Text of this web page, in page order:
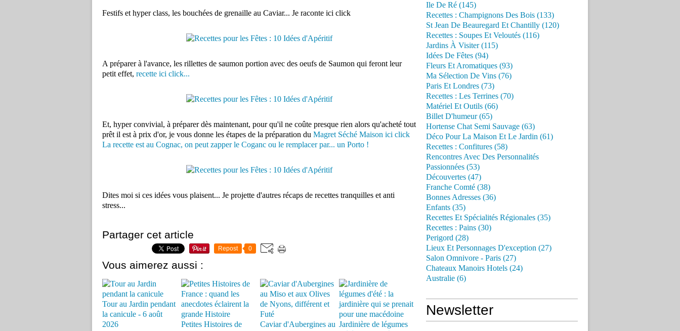
Festifs et hyper class, les bouchées de grenaille au Caviar... Je raconte ici click
A préparer à l'avance, les rillettes de saumon portion avec des oeufs de Saumon qui feront leur
petit effet, recette ici click...
Et, hyper convivial, à préparer dès maintenant, pour qu'il ne coûte presque rien alors qu'acheté tout
prêt il est à prix d'or, je vous donne les étapes de la préparation du Magret Séché Maison ici click
La recette est au Cognac, on peut zapper le Coganc ou le remplacer par... un Porto !
Dites moi si ces idées vous plaisent... Je projette d'autres récaps de recettes tranquilles et anti
stress...
Partager cet article
Repost 0
Vous aimerez aussi :
Tour au Jardin pendant
la canicule - 6 août
2026
Petites Histoires de
Caviar d'Aubergines au Jardinière de légumes
Ile De Ré (145)
Recettes : Champignons Des Bois (133)
St Jean De Beauregard Et Chantilly (120)
Recettes : Soupes Et Veloutés (116)
Jardins À Visiter (115)
Idées De Fêtes (94)
Fleurs Et Aromatiques (93)
Ma Sélection De Vins (76)
Paris Et Londres (73)
Recettes : Les Terrines (70)
Matériel Et Outils (66)
Billet D'humeur (65)
Hortense Chat Semi Sauvage (63)
Déco Pour La Maison Et Le Jardin (61)
Recettes : Confitures (58)
Rencontres Avec Des Personnalités
Passionnées (53)
Découvertes (47)
Franche Comté (38)
Bonnes Adresses (36)
Enfants (35)
Recettes Et Spécialités Régionales (35)
Recettes : Pains (30)
Perigord (28)
Lieux Et Personnages D'exception (27)
Salon Omnivore - Paris (27)
Chateaux Manoirs Hotels (24)
Australie (6)
Newsletter